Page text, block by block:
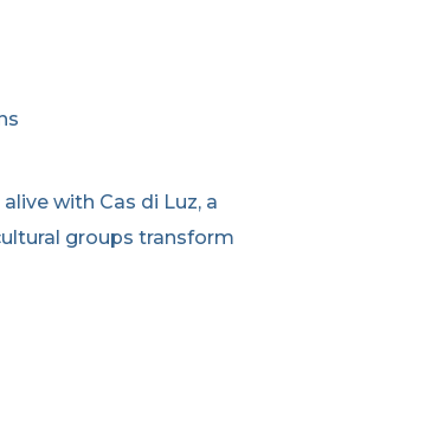
with Cas di Luz, a
groups transform